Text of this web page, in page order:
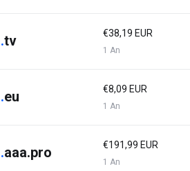
.tv €38,19 EUR
1 An
.eu €8,09 EUR
1 An
.aaa.pro €191,99 EUR
1 An